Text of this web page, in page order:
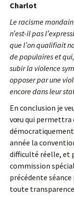
Charlot
Le racisme
n’est-il pas
que l’on qualifiait
de populaires et
subir la violence
opposer par une
encore dans leur
En conclusion je
vœu qui permettra
démocratiquement
année la
difficulté réelle, et
commission
précédente
toute